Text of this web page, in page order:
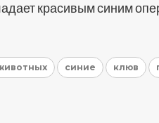
красивым синим
синие клюв